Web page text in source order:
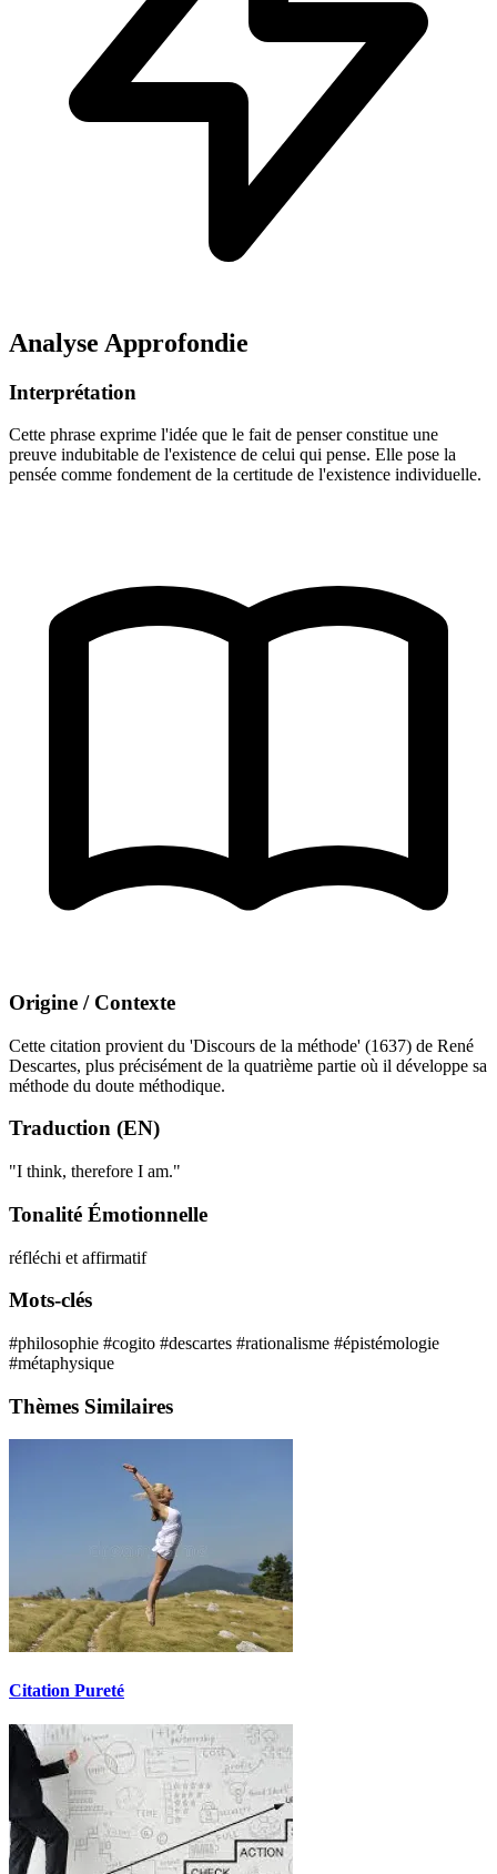
Analyse Approfondie
Interprétation
Cette phrase exprime l'idée que le fait de penser constitue une
preuve indubitable de l'existence de celui qui pense. Elle pose la
pensée comme fondement de la certitude de l'existence individuelle.
Origine / Contexte
Cette citation provient du 'Discours de la méthode' (1637) de René
Descartes, plus précisément de la quatrième partie où il développe sa
méthode du doute méthodique.
Traduction (EN)
"I think, therefore I am."
Tonalité Émotionnelle
réfléchi et affirmatif
Mots-clés
#philosophie #cogito #descartes #rationalisme #épistémologie
#métaphysique
Thèmes Similaires
Citation Pureté